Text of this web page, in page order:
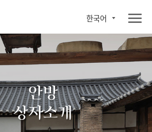
한국어
안방
상자소개